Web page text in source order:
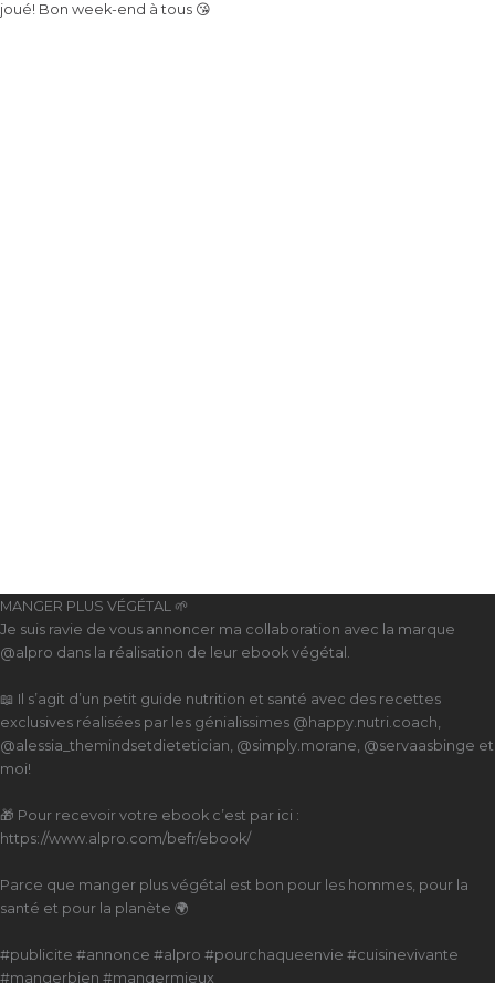
MANGER PLUS VÉGÉTAL 🌱
Je suis ravie de vous annoncer ma collaboration avec la marque
@alpro dans la réalisation de leur ebook végétal.
📖 Il s’agit d’un petit guide nutrition et santé avec des recettes
exclusives réalisées par les génialissimes @happy.nutri.coach,
@alessia_themindsetdietetician, @simply.morane, @servaasbinge et
moi!
🎁 Pour recevoir votre ebook c’est par ici :
https://www.alpro.com/befr/ebook/
Parce que manger plus végétal est bon pour les hommes, pour la
santé et pour la planète 🌍
#publicite #annonce #alpro #pourchaqueenvie #cuisinevivante
#mangerbien #mangermieux